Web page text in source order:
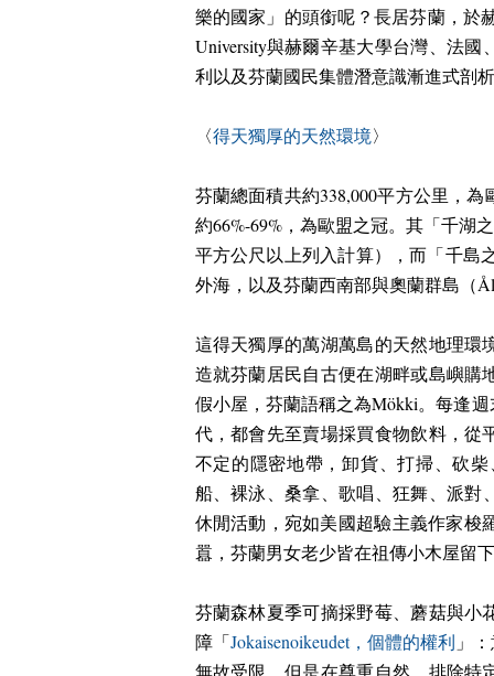
樂的國家」的頭銜呢？長居芬蘭，於
University與赫爾辛基大學台灣、法國
利以及芬蘭國民集體潛意識漸進式剖
〈得天獨厚的天然環境〉
芬蘭總面積共約338,000平方公里，為
約66%-69%，為歐盟之冠。其「千湖
平方公尺以上列入計算），而「千島
外海，以及芬蘭西南部與奧蘭群島（
這得天獨厚的萬湖萬島的天然地理環
造就芬蘭居民自古便在湖畔或島嶼購
假小屋，芬蘭語稱之為Mökki。每逢
代，都會先至賣場採買食物飲料，從
不定的隱密地帶，卸貨、打掃、砍
船、裸泳、桑拿、歌唱、狂舞、派
休閒活動，宛如美國超驗主義作家梭
囂，芬蘭男女老少皆在祖傳小木屋留
芬蘭森林夏季可摘採野莓、蘑菇與小
障「Jokaisenoikeudet，個體的權利 」
無故受限，但是在尊重自然，排除特